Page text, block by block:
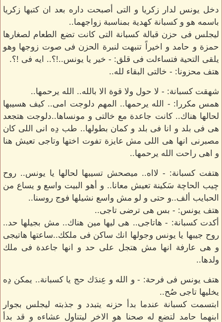
دخل يونس لدار زكريا و التى أصبحت داره بعد ان كتبها زكريا
باسمه هو و كسبانة كهدية بمناسبة زواجهما..
ليجلس فى حزن قبالة كسبانة التى كانت تضع الطعام لصغارها
حمزة و حامد و اخيراً تنبهت لنبرة الحزن فى صوت زوجها وهو
يلقى التحية فتساءلت فى قلق: - خير يا يونس..!؟.. ايه فى !؟.
هتف محزونا: - خالتى البقاء لله..
شهقت كسبانة: - لا حول ولا قوة الا بالله.. الله يرحمها..
همس مكررا: - الله يرحمها.. المهم دلوجت امى.. كيف هسيبها
لحالها هناك.. كانت جاعدة مع خالتى و مونساها..دلوجت هتجعد
هى فى بلد و انا فى بلد و كمان بطولها.. طب دِه انى اللى كان
مصبرنى انها هى اللى مش عايزة تفوت اختها وتاجى تعيش هنا
و اهى راحت الله يرحمها..
هتفت كسبانة: - لااه.. ميصحش تسيبها لحالها يا يونس.. روح
چيب الحاچة سَكينة تعيش معانا.. و أهو البيت واسع و يساع من
الحبايب ألف..و حتى و لو مش واسع نشيلها فوج روسنا..
هتف يونس: - بس هى ترضى تاجى..
أكدت كسبانة: - هاتاجى.. هى ليها مين هناك.. مش بجيلها حد..
روح جيبها يا يونس وجولها انك ساكن فى ملكك..ساعتها هاتيجى
و هى عارفة انها مش هتجل على حد و انها جاعدة فى ملك
ولدها..
هتف يونس فى فرحة: - و الله و عِندَك حج يا كسبانة.. يمكن دِه
يخليها تاجى صُح..
ابتسمت كسبانة عندما بدأ حزنه يتبدد و جذبته ليجلس بجوار
ابنهما حامد لتضع له صحنا هو الاخر ليتناول عشاءه و قد بدأ